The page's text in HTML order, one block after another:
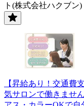
ト(株式会社ハクブン)
【昇給あり！交通
気サロンで働きませ